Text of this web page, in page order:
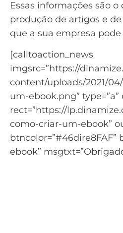
Essas informações são
produção de artigos e
que a sua empresa pode
[calltoaction_news
imgsrc=”https://
content/uploads/2021/
um-ebook.png” type=”a”
rect=”https://
como-criar-um-ebook”
btncolor=”#46dire8FAF”
ebook”